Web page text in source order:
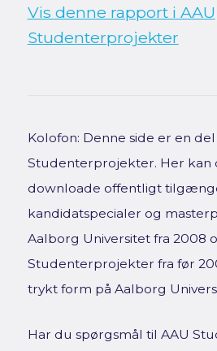
Vis denne rapport i AAU
Studenterprojekter
Kolofon: Denne side er en del
Studenterprojekter. Her kan
downloade offentligt
kandidatspecialer og
Aalborg Universitet fra 2008
Studenterprojekter fra før
trykt form på Aalborg
Har du spørgsmål til AAU